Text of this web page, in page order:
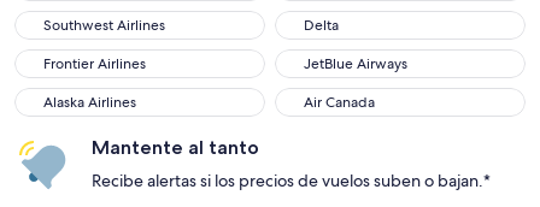
Southwest Airlines
Southwest Airlines Delta
Delta
Frontier Airlines
Frontier Airlines JetBlue Airways
JetBlue Airways
Alaska Airlines
Alaska Airlines Air Canada
Air Canada
Mantente al tanto
Recibe alertas si los precios de vuelos suben o bajan.*